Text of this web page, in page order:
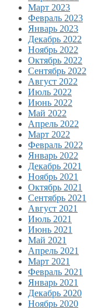
Март 2023
Февраль 2023
Январь 2023
Декабрь 2022
Ноябрь 2022
Октябрь 2022
Сентябрь 2022
Август 2022
Июль 2022
Июнь 2022
Май 2022
Апрель 2022
Март 2022
Февраль 2022
Январь 2022
Декабрь 2021
Ноябрь 2021
Октябрь 2021
Сентябрь 2021
Август 2021
Июль 2021
Июнь 2021
Май 2021
Апрель 2021
Март 2021
Февраль 2021
Январь 2021
Декабрь 2020
Ноябрь 2020